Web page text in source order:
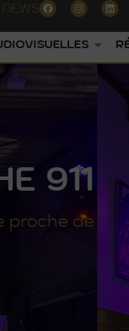
NEWS
911
proche de